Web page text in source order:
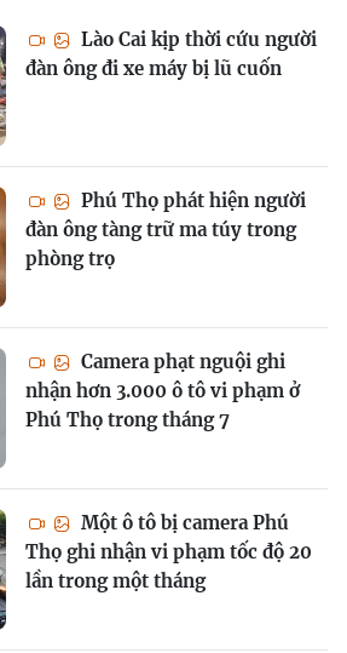
Lào Cai kịp thời cứu người
đàn ông đi xe máy bị lũ cuốn
Phú Thọ phát hiện người
đàn ông tàng trữ ma túy trong
phòng trọ
Camera phạt nguội ghi
nhận hơn 3.000 ô tô vi phạm ở
Phú Thọ trong tháng 7
Một ô tô bị camera Phú
Thọ ghi nhận vi phạm tốc độ 20
lần trong một tháng